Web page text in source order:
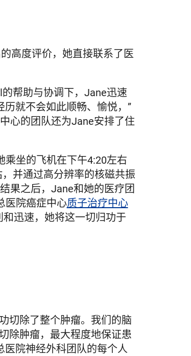
高度评价，她直接联系了医
帮助与协调下，Jane迅速
就不会如此顺畅、愉悦，”
心的团队还为Jane安排了住
乘坐的飞机在下午4:20左右
并通过高分辨率的核磁共振
果之后，Jane和她的医疗团
医院癌症中心质子治疗中心
迅速，她将这一切归功于
切除了整个肿瘤。我们的脑
除肿瘤，最大程度地保证患
院神经外科团队的每个人